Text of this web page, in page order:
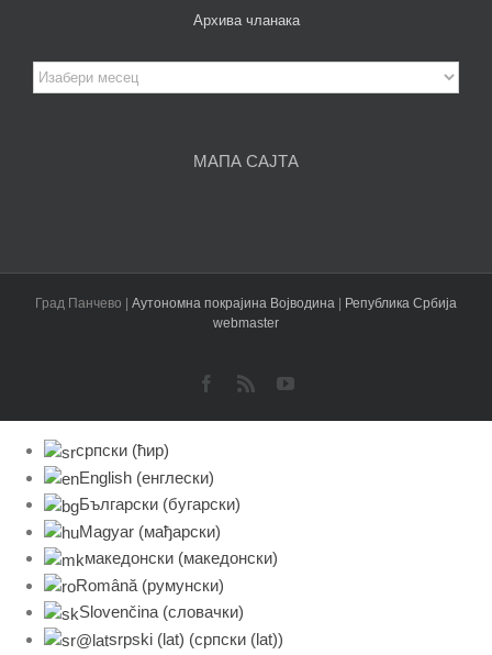
30/05/2016
Read More
Конференција поводом почетка пројекта
„Банатско сунце за све“
У уторак, 29. марта 2016. године, у Малој сали Градске
управе, одржана је почетна конференција пројекта
„Банатско сунце за све – пилот пројекат за про